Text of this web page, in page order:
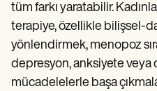
tüm farkı yaratabilir.
terapiye, özellikle bilişsel-
yönlendirmek, menopoz
depresyon, anksiyete
mücadelelerle başa